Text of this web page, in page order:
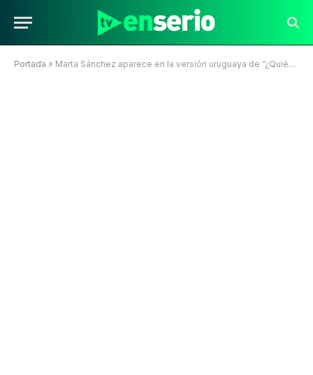
Portada » Marta Sánchez aparece en la versión uruguaya de “¿Quién es la máscara?”